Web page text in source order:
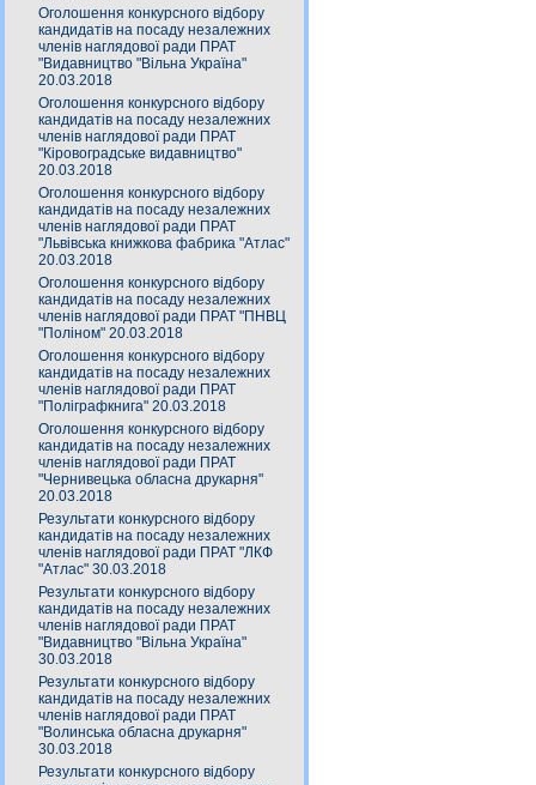
Оголошення конкурсного відбору
кандидатів на посаду незалежних
членів наглядової ради ПРАТ
"Видавництво "Вільна Україна"
20.03.2018
Оголошення конкурсного відбору
кандидатів на посаду незалежних
членів наглядової ради ПРАТ
"Кіровоградське видавництво"
20.03.2018
Оголошення конкурсного відбору
кандидатів на посаду незалежних
членів наглядової ради ПРАТ
"Львівська книжкова фабрика "Атлас"
20.03.2018
Оголошення конкурсного відбору
кандидатів на посаду незалежних
членів наглядової ради ПРАТ "ПНВЦ
"Поліном" 20.03.2018
Оголошення конкурсного відбору
кандидатів на посаду незалежних
членів наглядової ради ПРАТ
"Поліграфкнига" 20.03.2018
Оголошення конкурсного відбору
кандидатів на посаду незалежних
членів наглядової ради ПРАТ
"Чернивецька обласна друкарня"
20.03.2018
Результати конкурсного відбору
кандидатів на посаду незалежних
членів наглядової ради ПРАТ "ЛКФ
"Атлас" 30.03.2018
Результати конкурсного відбору
кандидатів на посаду незалежних
членів наглядової ради ПРАТ
"Видавництво "Вільна Україна"
30.03.2018
Результати конкурсного відбору
кандидатів на посаду незалежних
членів наглядової ради ПРАТ
"Волинська обласна друкарня"
30.03.2018
Результати конкурсного відбору